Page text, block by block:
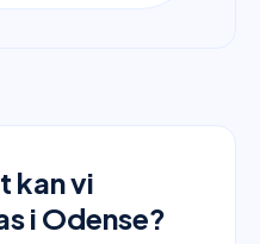
kan vi
i Odense?